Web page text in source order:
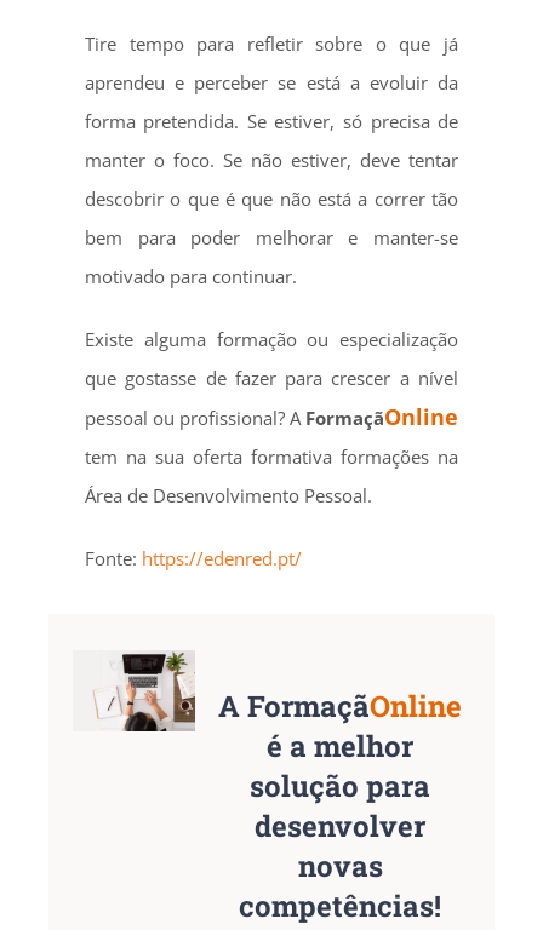
Tire tempo para refletir sobre o que já
aprendeu e perceber se está a evoluir da
forma pretendida. Se estiver, só precisa de
manter o foco. Se não estiver, deve tentar
descobrir o que é que não está a correr tão
bem para poder melhorar e manter-se
motivado para continuar.
Existe alguma formação ou especialização
que gostasse de fazer para crescer a nível
pessoal ou profissional? A FormaçãOnline
tem na sua oferta formativa formações na
Área de Desenvolvimento Pessoal.
Fonte: https://edenred.pt/
A FormaçãOnline
é a melhor
solução para
desenvolver
novas
competências!